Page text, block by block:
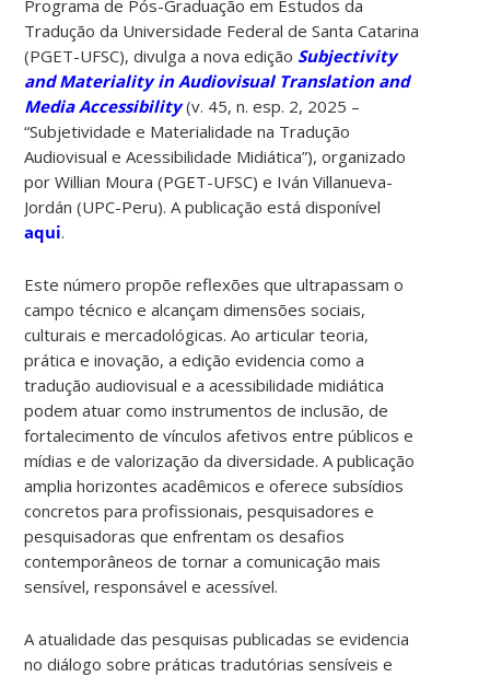
Programa de Pós-Graduação em Estudos da
Tradução da Universidade Federal de Santa Catarina
(PGET-UFSC), divulga a nova edição Subjectivity
and Materiality in Audiovisual Translation and
Media Accessibility(v. 45, n. esp. 2, 2025 –
“Subjetividade e Materialidade na Tradução
Audiovisual e Acessibilidade Midiática”), organizado
por Willian Moura (PGET-UFSC) e Iván Villanueva-
Jordán (UPC-Peru). A publicação está disponível
aqui.
Este número propõe reflexões que ultrapassam o
campo técnico e alcançam dimensões sociais,
culturais e mercadológicas. Ao articular teoria,
prática e inovação, a edição evidencia como a
tradução audiovisual e a acessibilidade midiática
podem atuar como instrumentos de inclusão, de
fortalecimento de vínculos afetivos entre públicos e
mídias e de valorização da diversidade. A publicação
amplia horizontes acadêmicos e oferece subsídios
concretos para profissionais, pesquisadores e
pesquisadoras que enfrentam os desafios
contemporâneos de tornar a comunicação mais
sensível, responsável e acessível.
A atualidade das pesquisas publicadas se evidencia
no diálogo sobre práticas tradutórias sensíveis e